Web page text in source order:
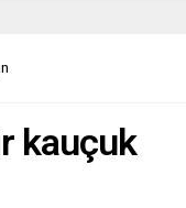
kauçuk